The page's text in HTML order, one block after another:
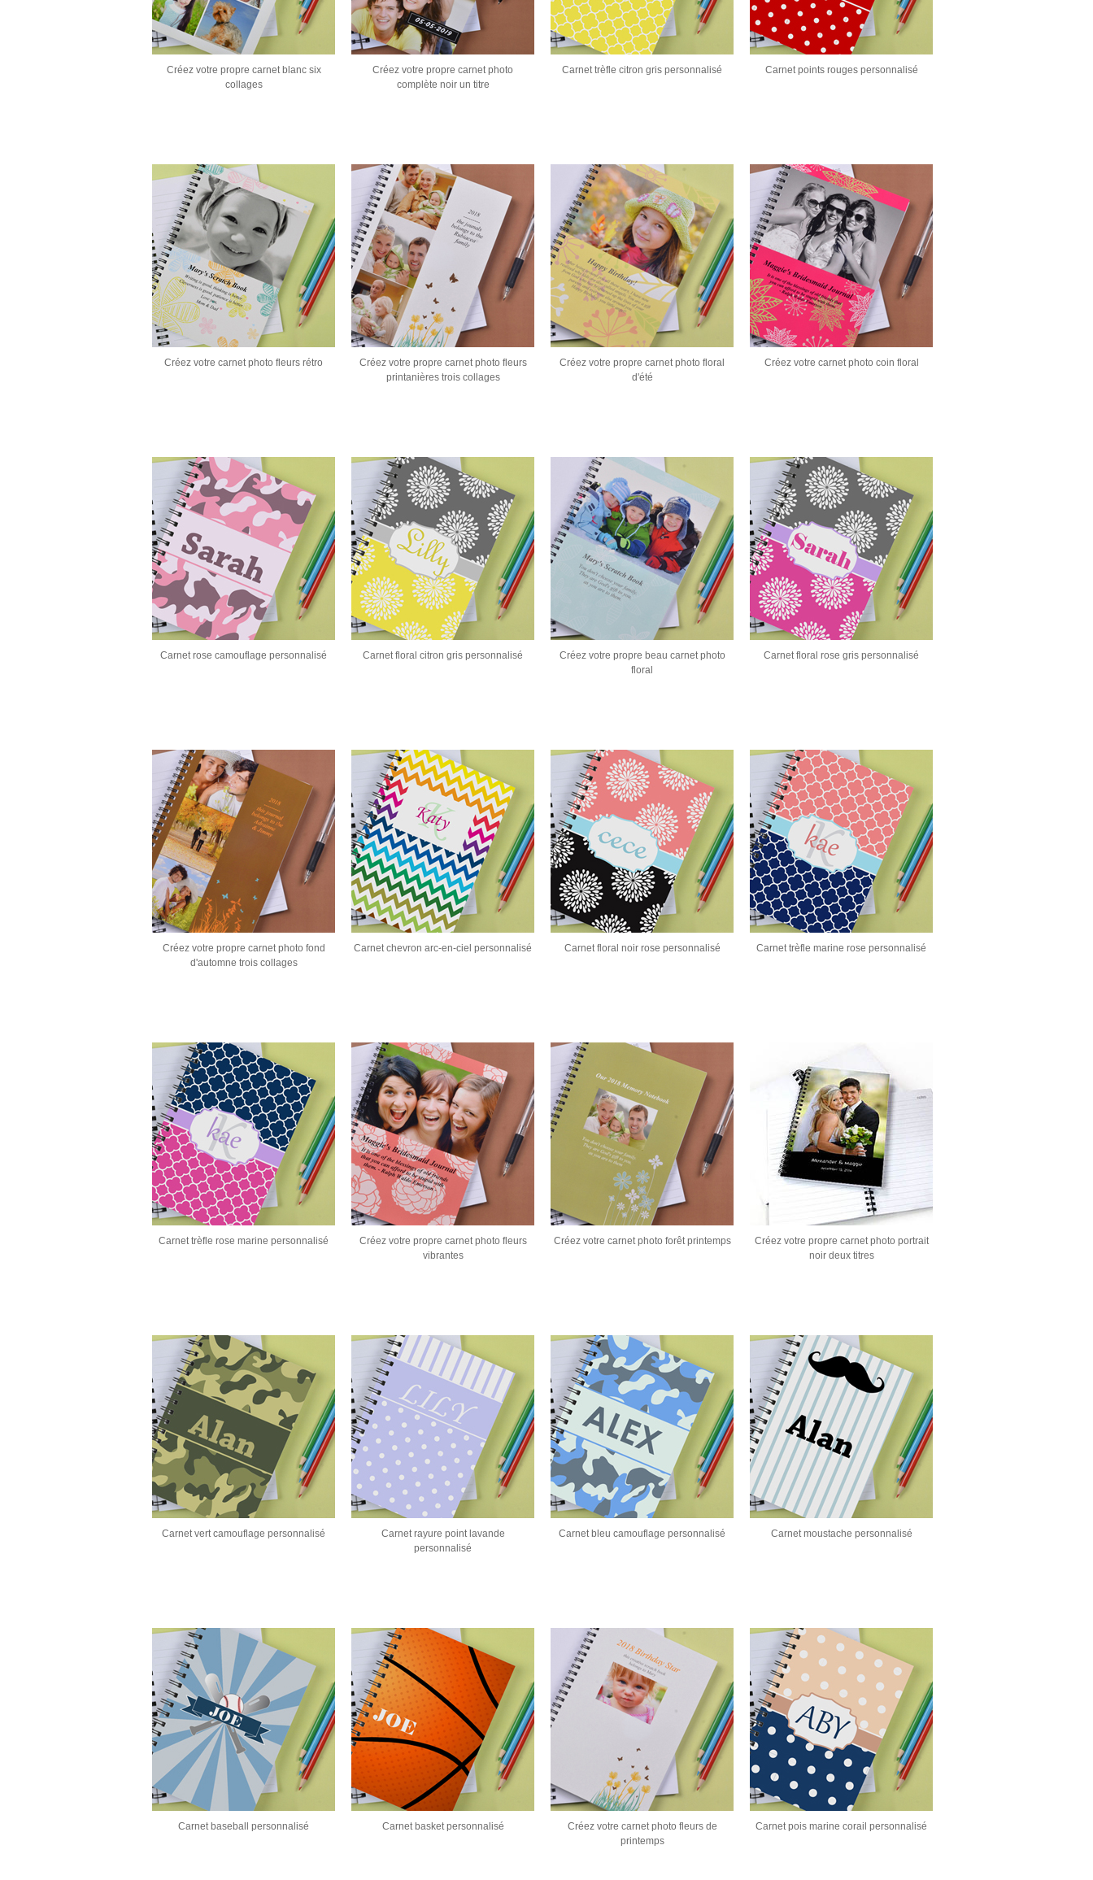
Créez votre propre carnet blanc six
collages
Créez votre propre carnet photo
complète noir un titre
Carnet trèfle citron gris personnalisé Carnet points rouges personnalisé
Créez votre carnet photo fleurs rétro
Créez votre propre carnet photo fleurs
printanières trois collages
Créez votre propre carnet photo floral
d'été
Créez votre carnet photo coin floral
Carnet rose camouflage personnalisé Carnet floral citron gris personnalisé
Créez votre propre beau carnet photo
floral
Carnet floral rose gris personnalisé
Créez votre propre carnet photo fond
d'automne trois collages
Carnet chevron arc-en-ciel personnalisé Carnet floral noir rose personnalisé Carnet trèfle marine rose personnalisé
Carnet trèfle rose marine personnalisé
Créez votre propre carnet photo fleurs
vibrantes
Créez votre carnet photo forêt printemps
Créez votre propre carnet photo portrait
noir deux titres
Carnet vert camouflage personnalisé
Carnet rayure point lavande
personnalisé
Carnet bleu camouflage personnalisé Carnet moustache personnalisé
Carnet baseball personnalisé Carnet basket personnalisé
Créez votre carnet photo fleurs de
printemps
Carnet pois marine corail personnalisé